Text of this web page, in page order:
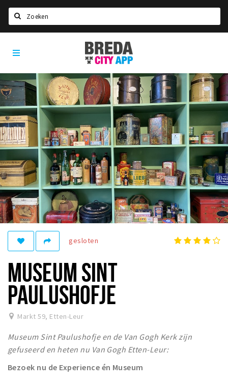
Home
Agenda
Deals
Party pics
Nieuws, interviews & blogs
Eten
Drinken
Slapen
Recreatief
Winkels
Winkelgebieden
Bezienswaardigheden
Musea, theaters & podia
Uitjes & activiteiten
Toeristische routes
Natuurgebieden
Baroniepoorten
Breda
City
App
gesloten
MUSEUM SINT
PAULUSHOFJE
Markt 59, Etten-Leur
Museum Sint Paulushofje en de Van Gogh Kerk zijn
gefuseerd en heten nu Van Gogh Etten-Leur:
Bezoek nu de Experience én Museum